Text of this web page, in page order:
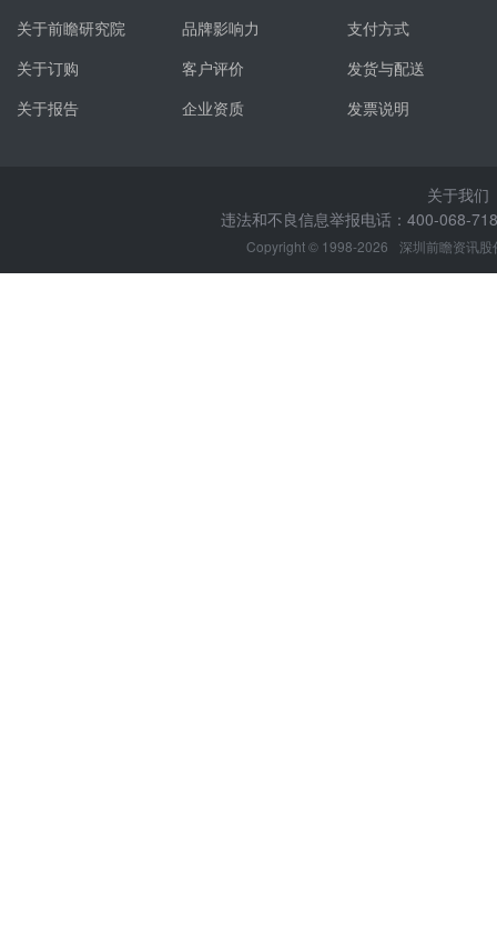
关于前瞻研究院
关于订购
关于报告
品牌影响力
客户评价
企业资质
支付方式
发货与配送
发票说明
关于我们
违法和不良信息举报电话：400-068-
Copyright © 1998-2026 深圳前瞻资讯股